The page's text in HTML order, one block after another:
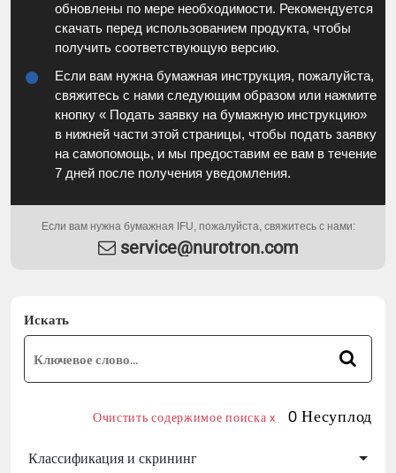
обновлены по мере необходимости. Рекомендуется
скачать перед использованием продукта, чтобы
получить соответствующую версию.
Если вам нужна бумажная инструкция, пожалуйста,
свяжитесь с нами следующим образом или нажмите
кнопку « Подать заявку на бумажную инструкцию»
в нижней части этой страницы, чтобы подать заявку
на самопомощь, и мы предоставим ее вам в течение
7 дней после получения уведомления.
Если вам нужна бумажная IFU, пожалуйста, свяжитесь с нами:
service@nurotron.com
Искать
Очистить содержимое поиска x 0 Несуплод
Классификация и скрининг